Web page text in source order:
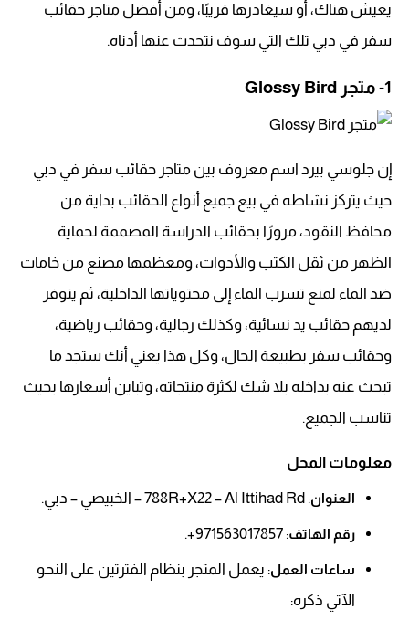
يعيش هناك، أو سيغادرها قريبًا، ومن أفضل متاجر حقائب
سفر في دبي تلك التي سوف نتحدث عنها أدناه.
1- متجر Glossy Bird
إن جلوسي بيرد اسم معروف بين متاجر حقائب سفر في دبي
حيث يتركز نشاطه في بيع جميع أنواع الحقائب بداية من
محافظ النقود، مرورًا بحقائب الدراسة المصممة لحماية
الظهر من ثقل الكتب والأدوات، ومعظمها مصنع من خامات
ضد الماء لمنع تسرب الماء إلى محتوياتها الداخلية، ثم يتوفر
لديهم حقائب يد نسائية، وكذلك رجالية، وحقائب رياضية،
وحقائب سفر بطبيعة الحال، وكل هذا يعني أنك ستجد ما
تبحث عنه بداخله بلا شك لكثرة منتجاته، وتباين أسعارها بحيث
تناسب الجميع.
معلومات المحل
العنوان: 788R+X22 – Al Ittihad Rd – الخبيصي – دبي.
رقم الهاتف: 971563017857+.
ساعات العمل: يعمل المتجر بنظام الفترتين على النحو
الآتي ذكره: